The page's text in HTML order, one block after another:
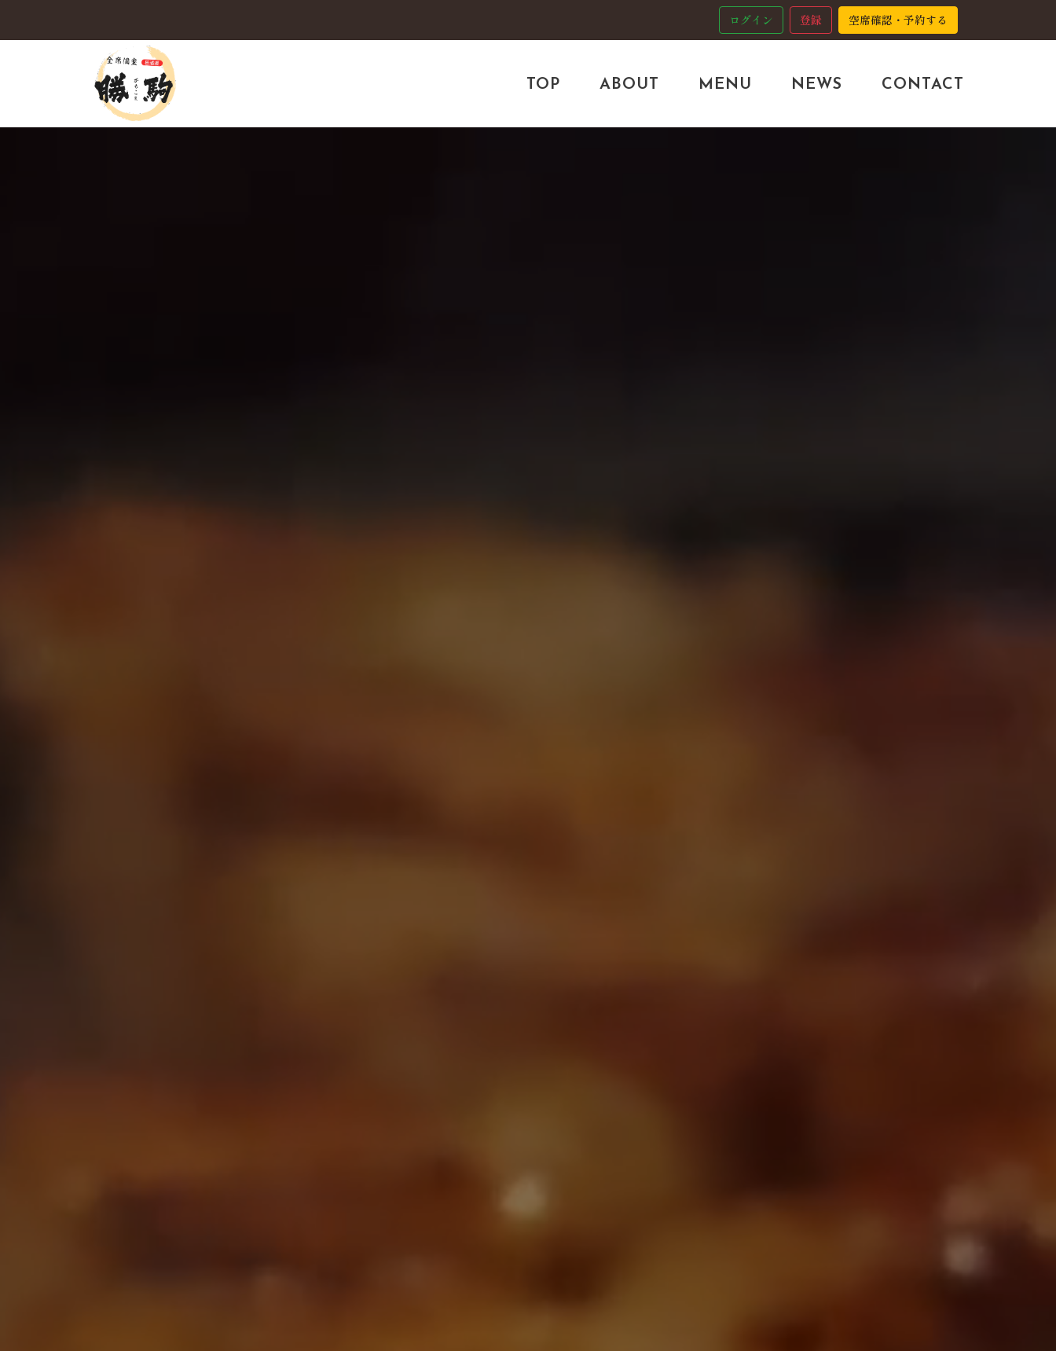
ログイン 登録 空席確認・予約する
TOP ABOUT MENU NEWS CONTACT